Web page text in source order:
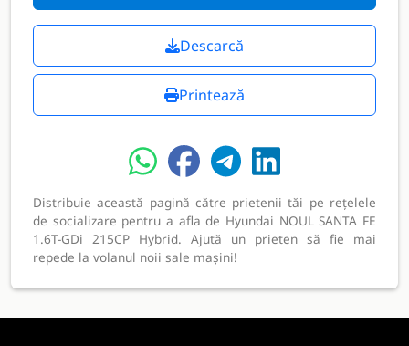
Descarcă
Printează
Distribuie această pagină către prietenii tăi pe rețelele
de socializare pentru a afla de Hyundai NOUL SANTA FE
1.6T-GDi 215CP Hybrid. Ajută un prieten să fie mai
repede la volanul noii sale mașini!